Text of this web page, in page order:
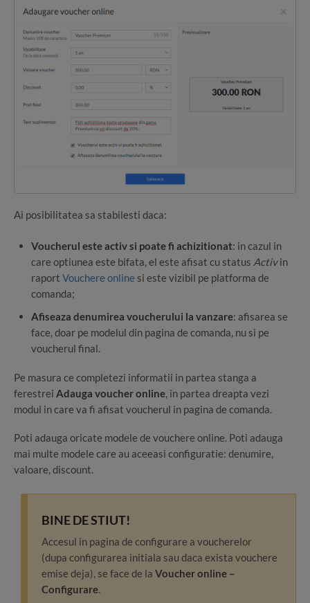
Ai posibilitatea sa stabilesti daca:
Voucherul este activ si poate fi achizitionat: in cazul in
care optiunea este bifata, el este afisat cu status Activin
raport Vouchere online si este vizibil pe platforma de
comanda;
Afiseaza denumirea voucherului la vanzare: afisarea se
face, doar pe modelul din pagina de comanda, nu si pe
voucherul final.
Pe masura ce completezi informatii in partea stanga a
ferestrei Adauga voucher online , in partea dreapta vezi
modul in care va fi afisat voucherul in pagina de comanda.
Poti adauga oricate modele de vouchere online. Poti adauga
mai multe modele care au aceeasi configuratie: denumire,
valoare, discount.
BINE DE STIUT!
Accesul in pagina de configurare a voucherelor
(dupa configurarea initiala sau daca exista vouchere
emise deja), se face de la Voucher online –
Configurare.